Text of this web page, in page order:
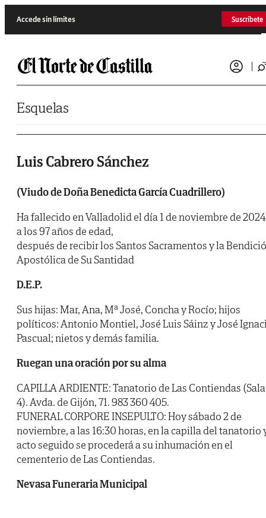
Accede sin límites Suscríbete
Esquelas
Luis Cabrero Sánchez
(Viudo de Doña Benedicta García Cuadrillero)
Ha fallecido en Valladolid el día 1 de noviembre de
a los 97 años de edad,
después de recibir los Santos Sacramentos y la
Apostólica de Su Santidad
D.E.P.
Sus hijas: Mar, Ana, Mª José, Concha y Rocío; hijos
políticos: Antonio Montiel, José Luis Sáinz y José
Pascual; nietos y demás familia.
Ruegan una oración por su alma
CAPILLA ARDIENTE: Tanatorio de Las Contiendas (Sala
4). Avda. de Gijón, 71. 983 360 405.
FUNERAL CORPORE INSEPULTO: Hoy sábado 2 de
noviembre, a las 16:30 horas, en la capilla del tanatorio
acto seguido se procederá a su inhumación en el
cementerio de Las Contiendas.
Nevasa Funeraria Municipal